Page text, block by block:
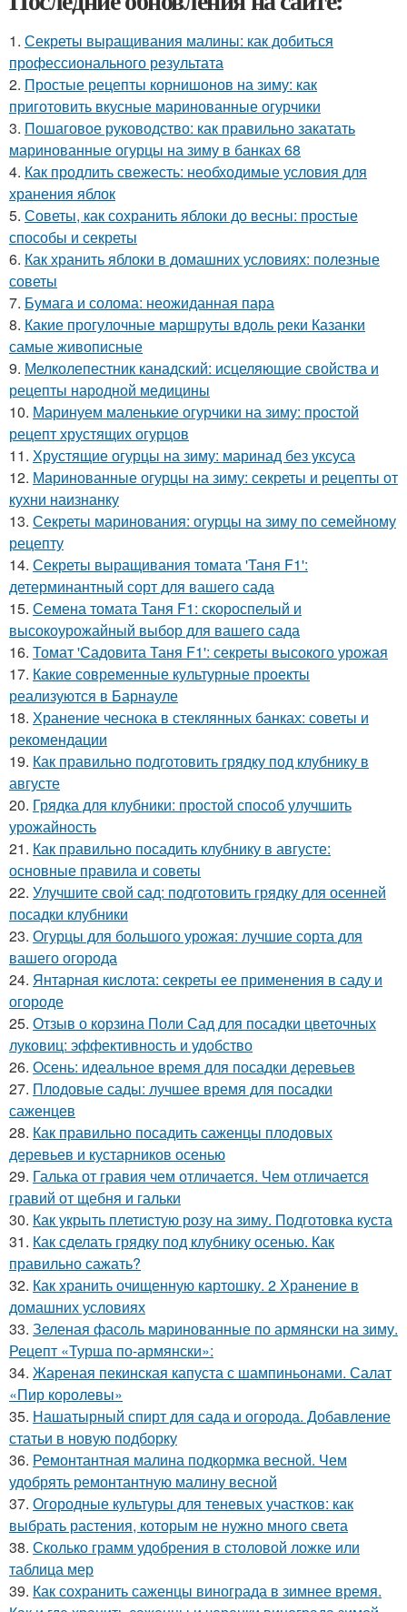
1. Секреты выращивания малины: как добиться
профессионального результата
2. Простые рецепты корнишонов на зиму: как
приготовить вкусные маринованные огурчики
3. Пошаговое руководство: как правильно закатать
маринованные огурцы на зиму в банках 68
4. Как продлить свежесть: необходимые условия для
хранения яблок
5. Советы, как сохранить яблоки до весны: простые
способы и секреты
6. Как хранить яблоки в домашних условиях: полезные
советы
7. Бумага и солома: неожиданная пара
8. Какие прогулочные маршруты вдоль реки Казанки
самые живописные
9. Мелколепестник канадский: исцеляющие свойства и
рецепты народной медицины
10. Маринуем маленькие огурчики на зиму: простой
рецепт хрустящих огурцов
11. Хрустящие огурцы на зиму: маринад без уксуса
12. Маринованные огурцы на зиму: секреты и рецепты от
кухни наизнанку
13. Секреты маринования: огурцы на зиму по семейному
рецепту
14. Секреты выращивания томата 'Таня F1':
детерминантный сорт для вашего сада
15. Семена томата Таня F1: скороспелый и
высокоурожайный выбор для вашего сада
16. Томат 'Садовита Таня F1': секреты высокого урожая
17. Какие современные культурные проекты
реализуются в Барнауле
18. Хранение чеснока в стеклянных банках: советы и
рекомендации
19. Как правильно подготовить грядку под клубнику в
августе
20. Грядка для клубники: простой способ улучшить
урожайность
21. Как правильно посадить клубнику в августе:
основные правила и советы
22. Улучшите свой сад: подготовить грядку для осенней
посадки клубники
23. Огурцы для большого урожая: лучшие сорта для
вашего огорода
24. Янтарная кислота: секреты ее применения в саду и
огороде
25. Отзыв о корзина Поли Сад для посадки цветочных
луковиц: эффективность и удобство
26. Осень: идеальное время для посадки деревьев
27. Плодовые сады: лучшее время для посадки
саженцев
28. Как правильно посадить саженцы плодовых
деревьев и кустарников осенью
29. Галька от гравия чем отличается. Чем отличается
гравий от щебня и гальки
30. Как укрыть плетистую розу на зиму. Подготовка куста
31. Как сделать грядку под клубнику осенью. Как
правильно сажать?
32. Как хранить очищенную картошку. 2 Хранение в
домашних условиях
33. Зеленая фасоль маринованные по армянски на зиму.
Рецепт «Турша по-армянски»:
34. Жареная пекинская капуста с шампиньонами. Салат
«Пир королевы»
35. Нашатырный спирт для сада и огорода. Добавление
статьи в новую подборку
36. Ремонтантная малина подкормка весной. Чем
удобрять ремонтантную малину весной
37. Огородные культуры для теневых участков: как
выбрать растения, которым не нужно много света
38. Сколько грамм удобрения в столовой ложке или
таблица мер
39. Как сохранить саженцы винограда в зимнее время.